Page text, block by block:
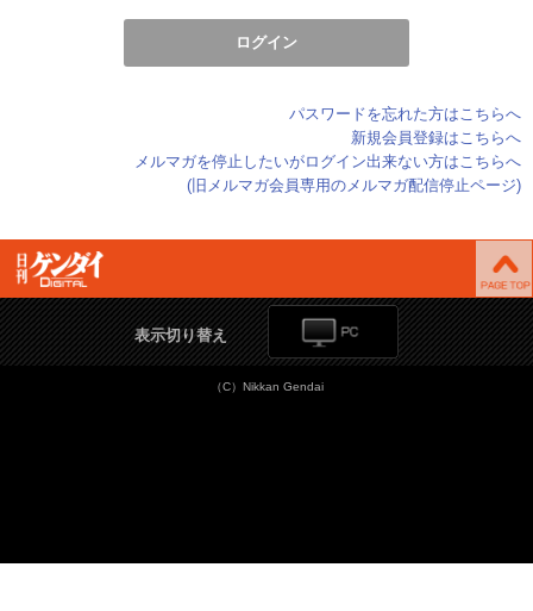
パスワードを忘れた方はこちらへ
新規会員登録はこちらへ
メルマガを停止したいがログイン出来ない方はこちらへ
(旧メルマガ会員専用のメルマガ配信停止ページ)
表示切り替え
（C）Nikkan Gendai